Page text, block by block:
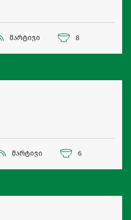
მარტივი 8
მარტივი 6